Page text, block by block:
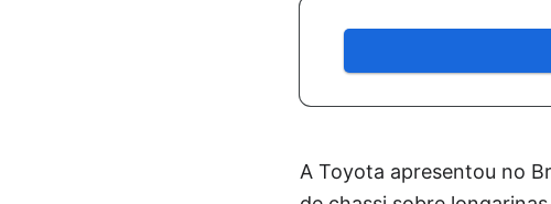
A Toyota apresentou no